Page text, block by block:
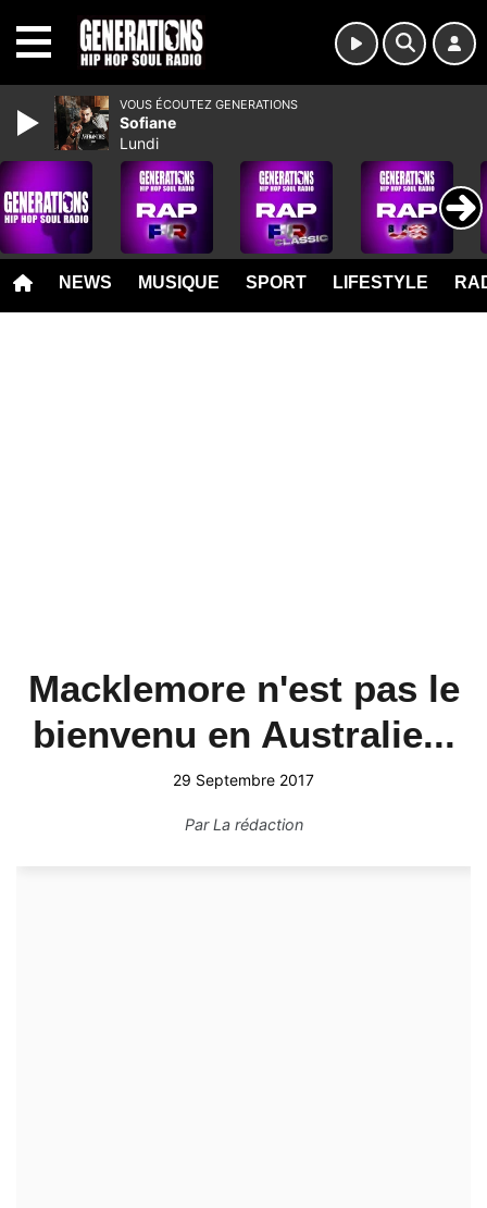
NEWS MUSIQUE SPORT LIFESTYLE
Macklemore n'est pas le
bienvenu en Australie...
29 Septembre 2017
ParLa rédaction
VOUS ÉCOUTEZ GENERATIONS
Sofiane
Lundi